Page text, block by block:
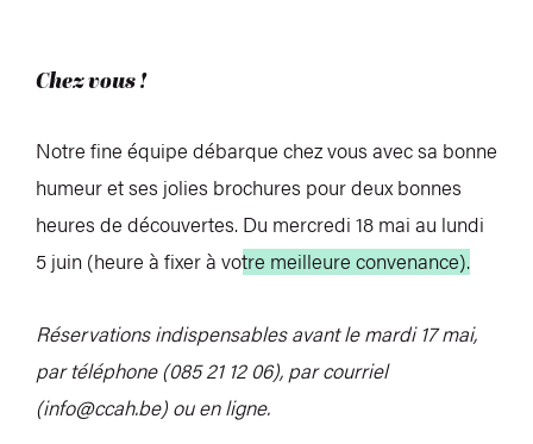
Chez vous !
Notre fine équipe débarque chez vous avec sa bonne
humeur et ses jolies brochures pour deux bonnes
heures de découvertes. Du mercredi 18 mai au lundi
5 juin (heure à fixer à votre meilleure convenance).
Réservations indispensables avant le mardi 17 mai,
par téléphone (085 21 12 06), par courriel
(info@ccah.be) ou en ligne.